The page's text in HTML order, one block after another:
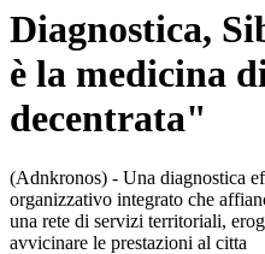
Diagnostica,
è la medicina
decentrata"
(Adnkronos) - Una diagnostica
organizzativo integrato che
una rete di servizi territoriali,
avvicinare le prestazioni al citta